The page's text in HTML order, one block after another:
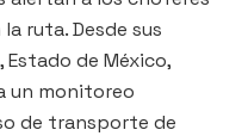
ruta. Desde sus
de México,
un monitoreo
de transporte de